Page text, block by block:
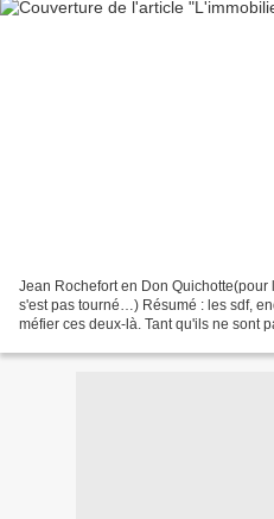
Jean Rochefort en Don
s'est pas tourné…) Résumé : les sdf,
méfier ces deux-là. Tant qu'ils ne sont